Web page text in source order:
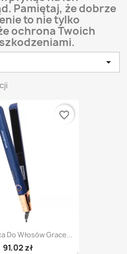
Pamiętaj, że dobrze
to nie tylko
ochrona Twoich

Do Włosów Grace...
91,02 zł
favorite_border